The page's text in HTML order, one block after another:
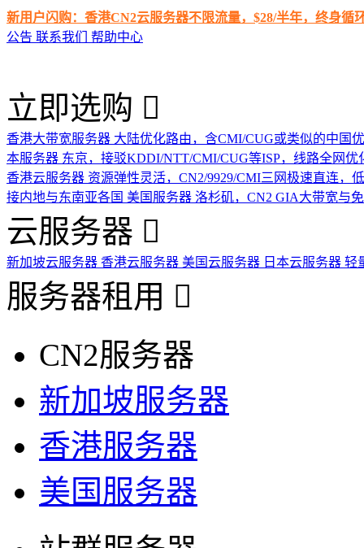
新用户闪购：香港CN2云服务器不限流量，$28/半年，终身循
公告 联系我们 帮助中心
立即选购
香港大带宽服务器 大陆优化路由，含CMI/CUG或类似的中国
本服务器 东京，接驳KDDI/NTT/CMI/CUG等ISP，线路全网优
香港云服务器 资源弹性灵活，CN2/9929/CMI三网极速直连，
接内地与东南亚各国 美国服务器 洛杉矶，CN2 GIA大带宽与
云服务器
新加坡云服务器 香港云服务器 美国云服务器 日本云服务器 轻
服务器租用
CN2服务器
新加坡服务器
香港服务器
美国服务器